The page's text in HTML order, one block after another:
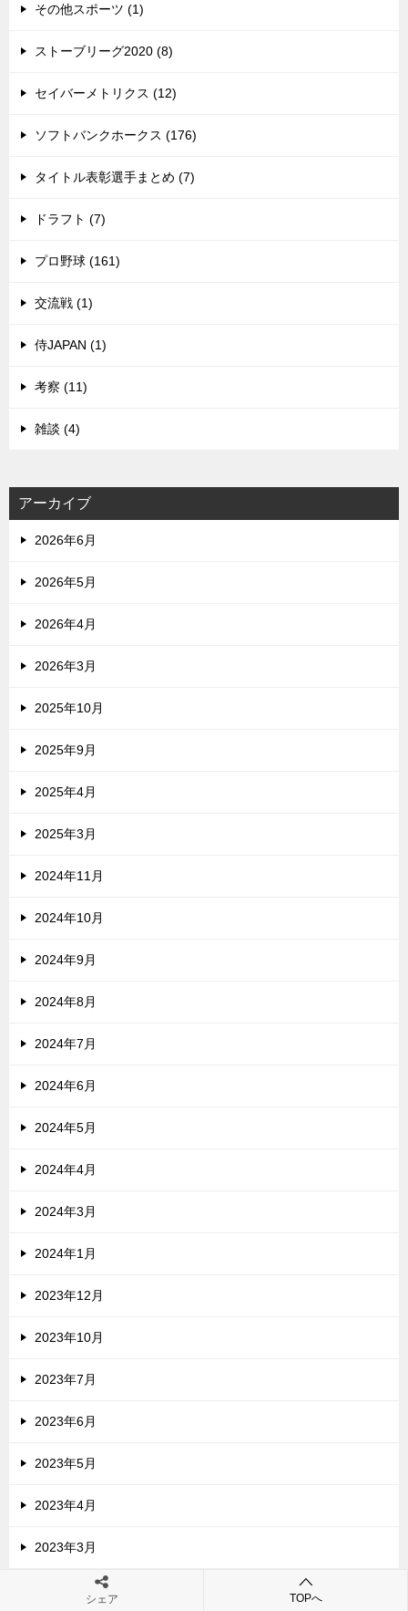
その他スポーツ (1)
ストーブリーグ2020 (8)
セイバーメトリクス (12)
ソフトバンクホークス (176)
タイトル表彰選手まとめ (7)
ドラフト (7)
プロ野球 (161)
交流戦 (1)
侍JAPAN (1)
考察 (11)
雑談 (4)
アーカイブ
2026年6月
2026年5月
2026年4月
2026年3月
2025年10月
2025年9月
2025年4月
2025年3月
2024年11月
2024年10月
2024年9月
2024年8月
2024年7月
2024年6月
2024年5月
2024年4月
2024年3月
2024年1月
2023年12月
2023年10月
2023年7月
2023年6月
2023年5月
2023年4月
2023年3月
2022年10月
シェア TOPへ